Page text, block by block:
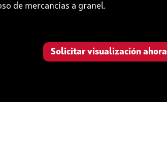
de mercancías a granel.
Solicitar visualización ahora